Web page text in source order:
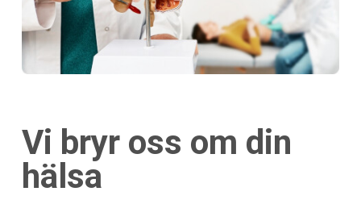
Vi bryr oss om din
hälsa